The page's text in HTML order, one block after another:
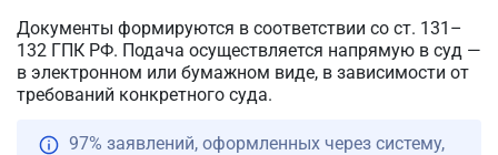
Документы формируются в соответствии со ст. 131–
132 ГПК РФ. Подача осуществляется напрямую в суд —
в электронном или бумажном виде, в зависимости от
требований конкретного суда.
97% заявлений, оформленных через систему,